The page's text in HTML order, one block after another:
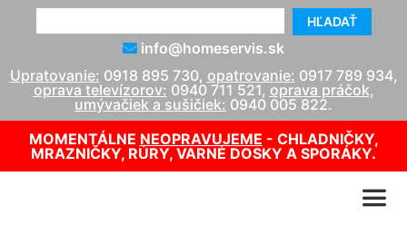
HĽADAŤ
info@homeservis.sk
Upratovanie: 0918 895 730, opatrovanie: 0917 789 934,
oprava televízorov: 0940 711 521, oprava práčok,
umývačiek a sušičiek: 0940 005 822.
MOMENTÁLNE NEOPRAVUJEME - CHLADNIČKY,
MRAZNIČKY, RÚRY, VARNÉ DOSKY A SPORÁKY.